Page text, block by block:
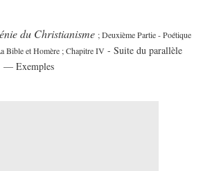
du Christianisme ; Deuxième Partie - Poétique
Bible et Homère ; Chapitre IV - Suite du parallèle
— Exemples